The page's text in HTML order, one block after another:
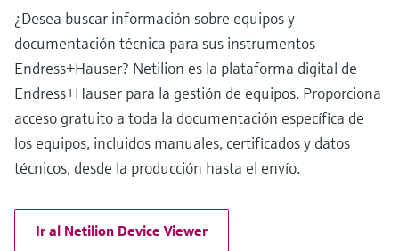
¿Desea buscar información sobre equipos y
documentación técnica para sus instrumentos
Endress+Hauser? Netilion es la plataforma digital de
Endress+Hauser para la gestión de equipos. Proporciona
acceso gratuito a toda la documentación específica de
los equipos, incluidos manuales, certificados y datos
técnicos, desde la producción hasta el envío.
Ir al Netilion Device Viewer